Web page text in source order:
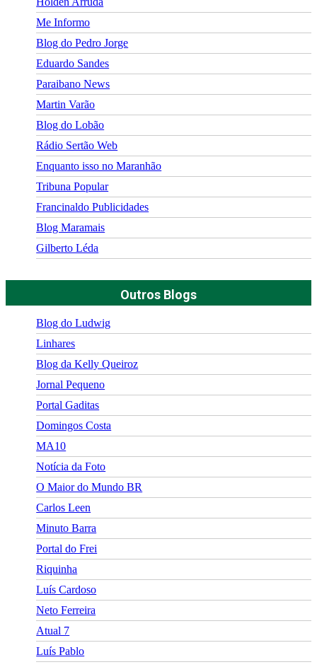
Me Informo
Blog do Pedro Jorge
Eduardo Sandes
Paraibano News
Martin Varão
Blog do Lobão
Rádio Sertão Web
Enquanto isso no Maranhão
Tribuna Popular
Francinaldo Publicidades
Blog Maramais
Gilberto Léda
Outros Blogs
Blog do Ludwig
Linhares
Blog da Kelly Queiroz
Jornal Pequeno
Portal Gaditas
Domingos Costa
MA10
Notícia da Foto
O Maior do Mundo BR
Carlos Leen
Minuto Barra
Portal do Frei
Riquinha
Luís Cardoso
Neto Ferreira
Atual 7
Luís Pablo